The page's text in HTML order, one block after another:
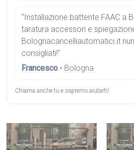
“Installazione battente FAAC a
taratura accessori e
Bolognacancelliautomatici.it
consigliati!”
Francesco • Bologna
Chiama anche tu e sapremo aiutarti!.